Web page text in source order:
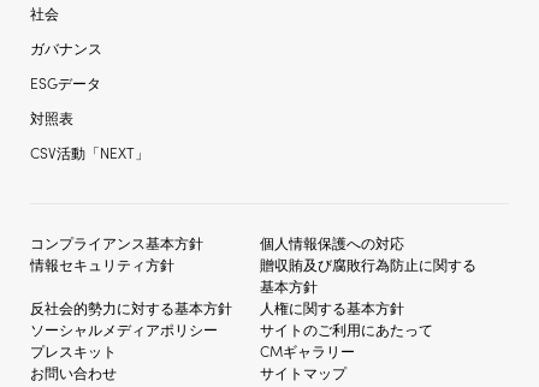
社会
ガバナンス
ESGデータ
対照表
CSV活動「NEXT」
コンプライアンス基本方針
個人情報保護への対応
情報セキュリティ方針
贈収賄及び腐敗行為防止に関する
基本方針
反社会的勢力に対する基本方針
人権に関する基本方針
ソーシャルメディアポリシー
サイトのご利用にあたって
プレスキット
CMギャラリー
お問い合わせ
サイトマップ